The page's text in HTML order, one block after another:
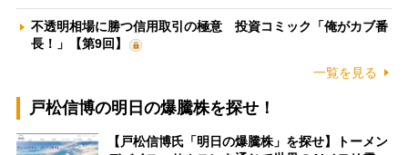
不透明相場に勝つ信用取引の極意 投資コミック「俺がカブ番
長！」【第9回】
一覧を見る
戸松信博の明日の爆騰株を探せ！
【戸松信博氏「明日の爆騰株」を探せ】トーメン